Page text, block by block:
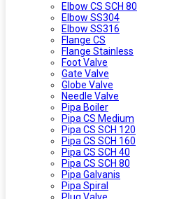
Elbow CS SCH 80
Elbow SS304
Elbow SS316
Flange CS
Flange Stainless
Foot Valve
Gate Valve
Globe Valve
Needle Valve
Pipa Boiler
Pipa CS Medium
Pipa CS SCH 120
Pipa CS SCH 160
Pipa CS SCH 40
Pipa CS SCH 80
Pipa Galvanis
Pipa Spiral
Plug Valve